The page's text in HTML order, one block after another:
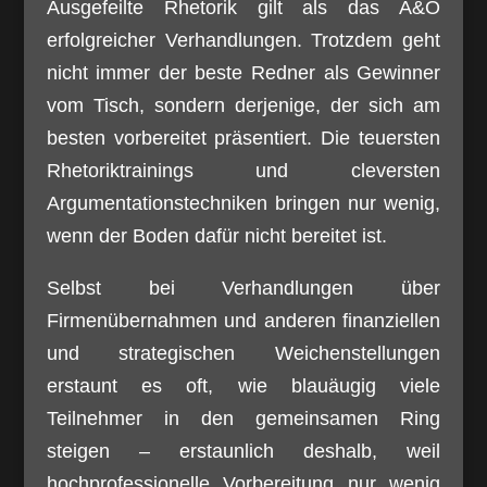
Ausgefeilte Rhetorik gilt als das A&O
erfolgreicher Verhandlungen. Trotzdem geht
nicht immer der beste Redner als Gewinner
vom Tisch, sondern derjenige, der sich am
besten vorbereitet präsentiert. Die teuersten
Rhetoriktrainings und cleversten
Argumentationstechniken bringen nur wenig,
wenn der Boden dafür nicht bereitet ist.
Selbst bei Verhandlungen über
Firmenübernahmen und anderen finanziellen
und strategischen Weichenstellungen
erstaunt es oft, wie blauäugig viele
Teilnehmer in den gemeinsamen Ring
steigen – erstaunlich deshalb, weil